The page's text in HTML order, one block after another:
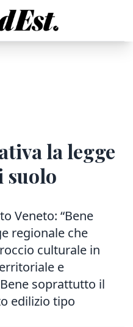
la legge
suolo
Veneto: “Bene
regionale che
culturale in
e
soprattutto il
edilizio tipo